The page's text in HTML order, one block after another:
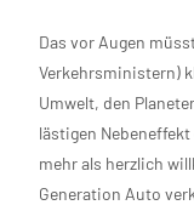
Das vor Augen
Verkehrsministern)
Umwelt, den
lästigen
mehr als herzlich
Generation Auto